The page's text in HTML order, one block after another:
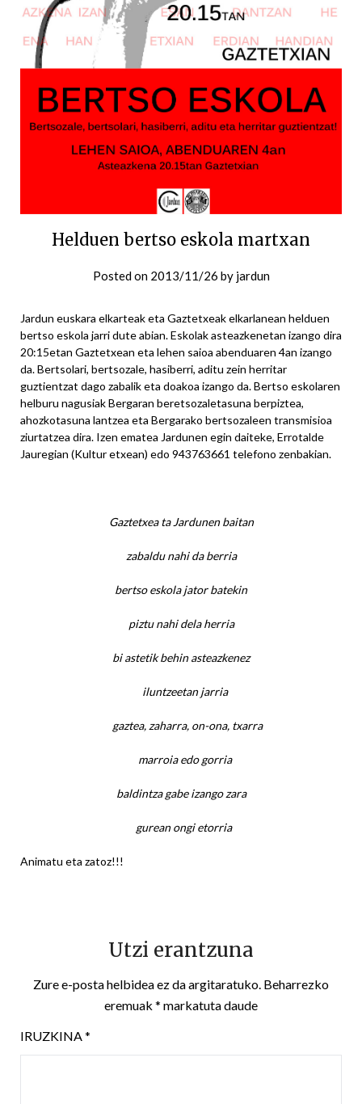
Helduen bertso eskola martxan
Posted on 2013/11/26 by jardun
Jardun euskara elkarteak eta Gaztetxeak elkarlanean helduen
bertso eskola jarri dute abian. Eskolak asteazkenetan izango dira
20:15etan Gaztetxean eta lehen saioa abenduaren 4an izango
da. Bertsolari, bertsozale, hasiberri, aditu zein herritar
guztientzat dago zabalik eta doakoa izango da. Bertso eskolaren
helburu nagusiak Bergaran beretsozaletasuna berpiztea,
ahozkotasuna lantzea eta Bergarako bertsozaleen transmisioa
ziurtatzea dira. Izen ematea Jardunen egin daiteke, Errotalde
Jauregian (Kultur etxean) edo 943763661 telefono zenbakian.
Gaztetxea ta Jardunen baitan
zabaldu nahi da berria
bertso eskola jator batekin
piztu nahi dela herria
bi astetik behin asteazkenez
iluntzeetan jarria
gaztea, zaharra, on-ona, txarra
marroia edo gorria
baldintza gabe izango zara
gurean ongi etorria
Animatu eta zatoz!!!
Utzi erantzuna
Zure e-posta helbidea ez da argitaratuko. Beharrezko
eremuak * markatuta daude
IRUZKINA*